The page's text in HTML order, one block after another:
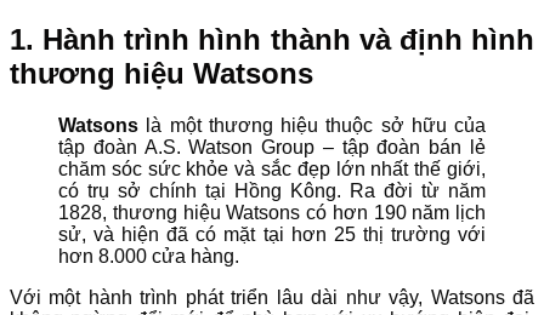
1. Hành trình hình thành và định hình
thương hiệu Watsons
Watsons là một thương hiệu thuộc sở hữu của
tập đoàn A.S. Watson Group – tập đoàn bán lẻ
chăm sóc sức khỏe và sắc đẹp lớn nhất thế giới,
có trụ sở chính tại Hồng Kông. Ra đời từ năm
1828, thương hiệu Watsons có hơn 190 năm lịch
sử, và hiện đã có mặt tại hơn 25 thị trường với
hơn 8.000 cửa hàng.
Với một hành trình phát triển lâu dài như vậy, Watsons đã